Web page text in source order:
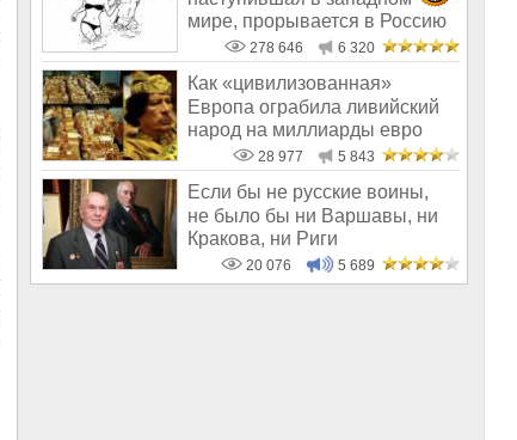
мире, прорывается в Россию
278 646 6 320
Как «цивилизованная»
Европа ограбила ливийский
народ на миллиарды евро
28 977 5 843
Если бы не русские воины,
не было бы ни Варшавы, ни
Кракова, ни Риги
20 076 5 689